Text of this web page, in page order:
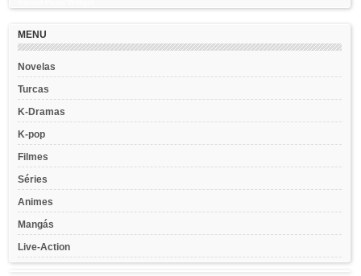
MENU
Novelas
Turcas
K-Dramas
K-pop
Filmes
Séries
Animes
Mangás
Live-Action